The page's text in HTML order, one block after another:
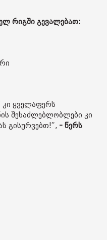
რიგში გევალებათ:
კი ყველაფერს
შესაძლებლობლები კი
გისურვებთ!“, - წერს